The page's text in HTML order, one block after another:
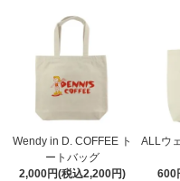
Wendy in D. COFFEE ト
ートバッグ
2,000円(税込2,200円)
ALLウ
600